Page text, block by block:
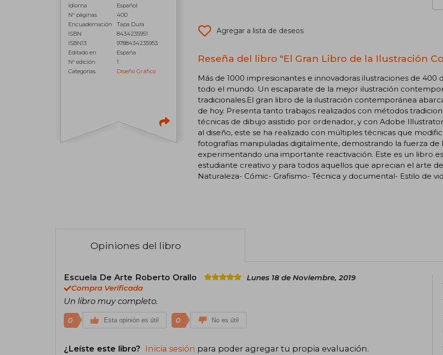
Idioma
Español
N° páginas
400
Encuadernación
Tapa Dura
ISBN
8434235951
ISBN13
9788434235953
Editado en
España
N° edición
1
Categorías
Diseño Gráfico
Agregar a lista de deseos
Reseña del libro "El Gran Libro de la Ilustración
Más de 1000 impresionantes e innovadoras ilustraciones de 400
todo el mundo. Un escaparate de la mejor ilustración
tradicionales.El gran libro de la ilustración contemporánea
de hoy. Presenta tanto trabajos realizados con métodos
técnicas de dibujo asistido por ordenador, y con Adobe
al diseño, este se ha realizado con múltiples técnicas que
fotografías manipuladas digitalmente, demostrando la fuerza
experimentando una importante reactivación. Este es un libro
estudiante creativo y para todos aquellos que aprecian el arte
Naturaleza- Cómic- Grafismo- Técnica y documental- Estilo de
Opiniones del libro
Escuela De Arte Roberto Orallo
Lunes 18 de Noviembre, 2019
Compra Verificada
Un libro muy completo.
0 Esta opinión es útil 0 No es útil
¿Leíste este libro? Inicia sesión para poder agregar tu propia evaluación.